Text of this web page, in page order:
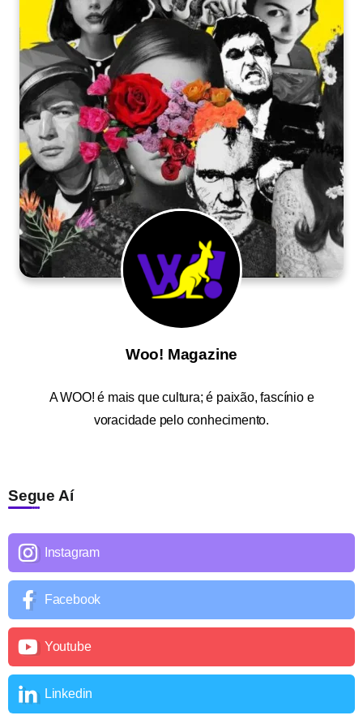
Woo! Magazine
AWOO! é mais que cultura; é paixão, fascínio e
voracidade pelo conhecimento.
Segue Aí
Instagram
Facebook
Youtube
Linkedin